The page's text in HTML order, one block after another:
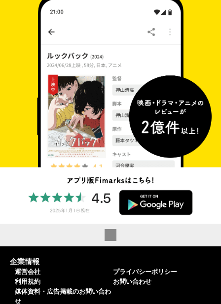
企業情報
運営会社
利用規約
媒体資料・広告掲載のお問い合わ
せ
プライバシーポリシー
お問い合わせ